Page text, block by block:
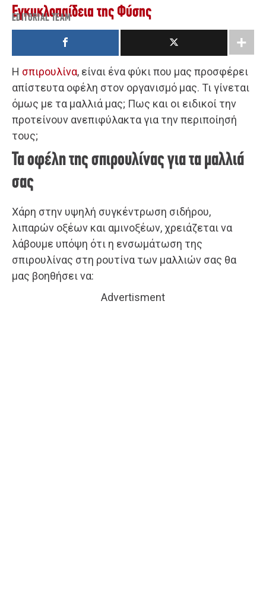
Εγκυκλοπαίδεια της Φύσης
EDITORIAL TEAM
Η σπιρουλίνα, είναι ένα φύκι που μας προσφέρει
απίστευτα οφέλη στον οργανισμό μας. Τι γίνεται
όμως με τα μαλλιά μας; Πως και οι ειδικοί την
προτείνουν ανεπιφύλακτα για την περιποίησή
τους;
Τα οφέλη της σπιρουλίνας για τα μαλλιά
σας
Χάρη στην υψηλή συγκέντρωση σιδήρου,
λιπαρών οξέων και αμινοξέων, χρειάζεται να
λάβουμε υπόψη ότι η ενσωμάτωση της
σπιρουλίνας στη ρουτίνα των μαλλιών σας θα
μας βοηθήσει να:
Advertisment